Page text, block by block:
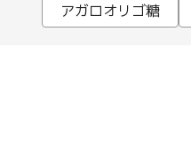
アガロオリゴ糖